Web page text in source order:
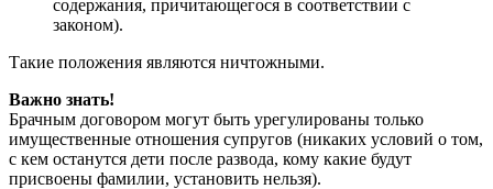
содержания, причитающегося в соответствии с
законом).
Такие положения являются ничтожными.
Важно знать!
Брачным договором могут быть урегулированы только
имущественные отношения супругов (никаких условий о том,
с кем останутся дети после развода, кому какие будут
присвоены фамилии, установить нельзя).